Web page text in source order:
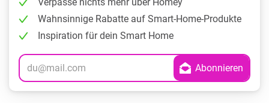
Wahnsinnige Rabatte auf Smart-Home-Produkte
Inspiration für dein Smart Home